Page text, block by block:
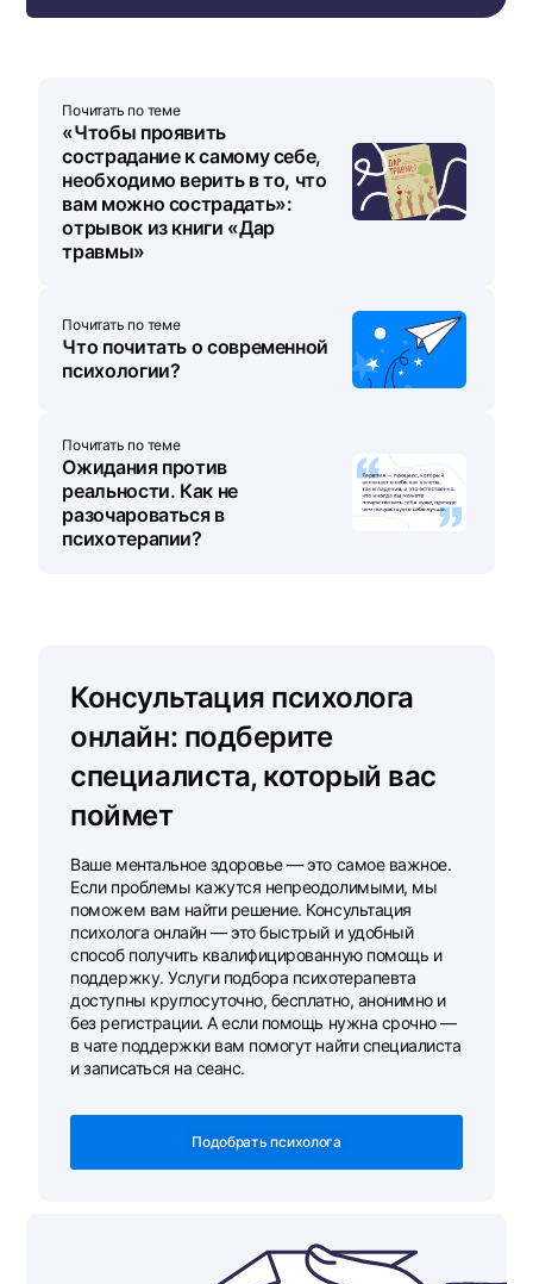
Почитать по теме
«Чтобы проявить
сострадание к самому себе,
необходимо верить в то, что
вам можно сострадать»:
отрывок из книги «Дар
травмы»
Почитать по теме
Что почитать о современной
психологии?
Почитать по теме
Ожидания против
реальности. Как не
разочароваться в
психотерапии?
Консультация психолога
онлайн: подберите
специалиста, который вас
поймет
Ваше ментальное здоровье — это самое важное.
Если проблемы кажутся непреодолимыми, мы
поможем вам найти решение. Консультация
психолога онлайн — это быстрый и удобный
способ получить квалифицированную помощь и
поддержку. Услуги подбора психотерапевта
доступны круглосуточно, бесплатно, анонимно и
без регистрации. А если помощь нужна срочно —
в чате поддержки вам помогут найти специалиста
и записаться на сеанс.
Подобрать психолога